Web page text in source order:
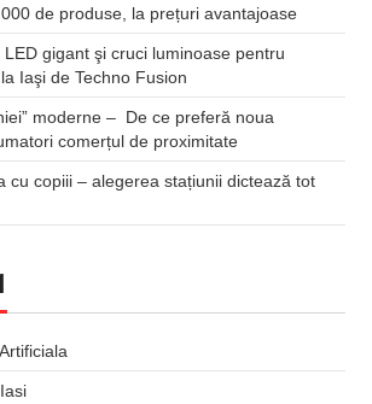
de produse, la prețuri avantajoase
gigant şi cruci luminoase pentru
Iaşi de Techno Fusion
moderne – De ce preferă noua
comerțul de proximitate
cu copiii – alegerea stațiunii dictează tot